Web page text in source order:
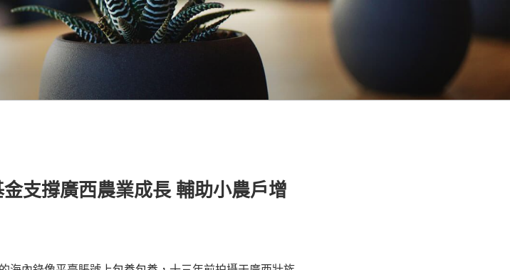
支撐廣西農業成長 輔助小農戶增